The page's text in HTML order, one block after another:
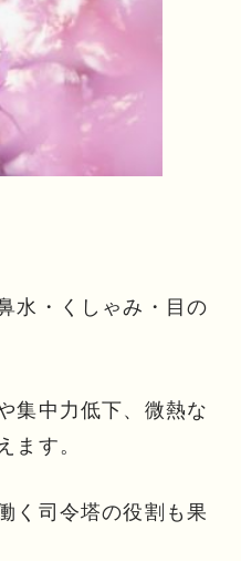
水・くしゃみ・目の
集中力低下、微熱な
ます。
く司令塔の役割も果